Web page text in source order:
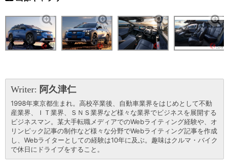
Writer: 阿久津仁
1998年東京都生まれ。高校卒業後、自動車業界をはじめとして不動
産業界、ＩＴ業界、ＳＮＳ業界など様々な業界でビジネスを展開する
ビジネスマン。某大手転職メディアでのWebライティング経験や、オ
リンピック記事の制作など様々な分野でWebライティング記事を作成
し、Webライターとしての経験は10年に及ぶ。趣味はクルマ・バイク
で休日にドライブをすること。